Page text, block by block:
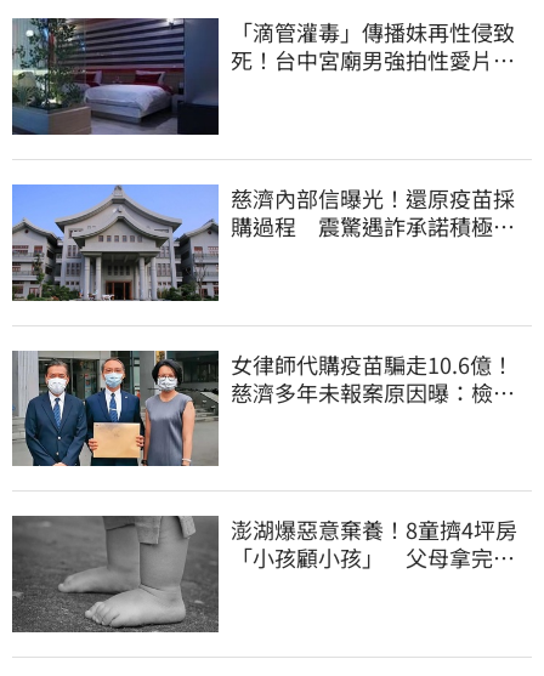
「滴管灌毒」傳播妹再性侵致
死！台中宮廟男強拍性愛片
慈濟內部信曝光！還原疫苗採
購過程 震驚遇詐承諾積極追
女律師代購疫苗騙走10.6億！
慈濟多年未報案原因曝：檢警
澎湖爆惡意棄養！8童擠4坪房
「小孩顧小孩」 父母拿完補